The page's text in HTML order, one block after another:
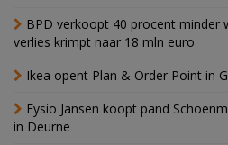
BPD verkoopt 40 procent minder
verlies krimpt naar 18 mln euro
Ikea opent Plan & Order Point in
Fysio Jansen koopt pand
in Deurne